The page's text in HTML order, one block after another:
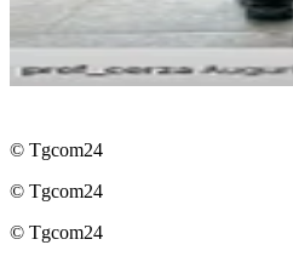
© Tgcom24
© Tgcom24
© Tgcom24